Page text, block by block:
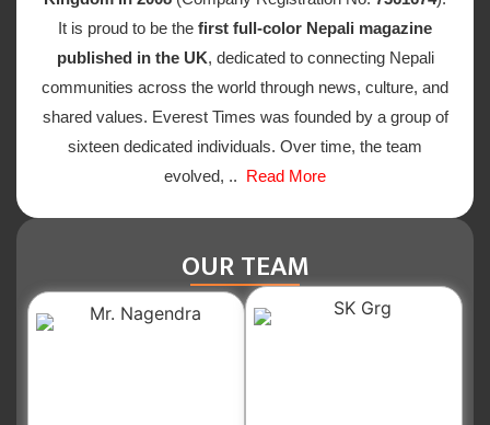
It is proud to be the first full-color Nepali magazine
published in the UK, dedicated to connecting Nepali
communities across the world through news, culture, and
shared values. Everest Times was founded by a group of
sixteen dedicated individuals. Over time, the team
evolved, .. Read More
OUR TEAM